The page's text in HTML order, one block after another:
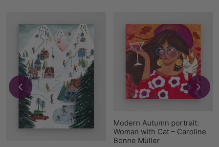
Modern Autumn portrait:
Woman with Cat – Caroline
Bonne Müller